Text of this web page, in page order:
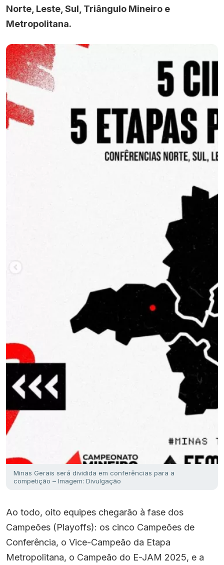
Norte, Leste, Sul, Triângulo Mineiro e
Metropolitana.
Minas Gerais será dividida em conferências para a
competição – Imagem: Divulgação
Ao todo, oito equipes chegarão à fase dos
Campeões (Playoffs): os cinco Campeões de
Conferência, o Vice-Campeão da Etapa
Metropolitana, o Campeão do E-JAM 2025, e a